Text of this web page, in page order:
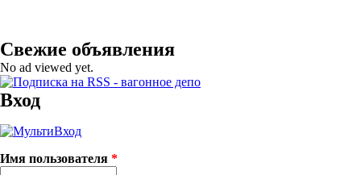
Свежие объявления
No ad viewed yet.
Вход
Имя пользователя *